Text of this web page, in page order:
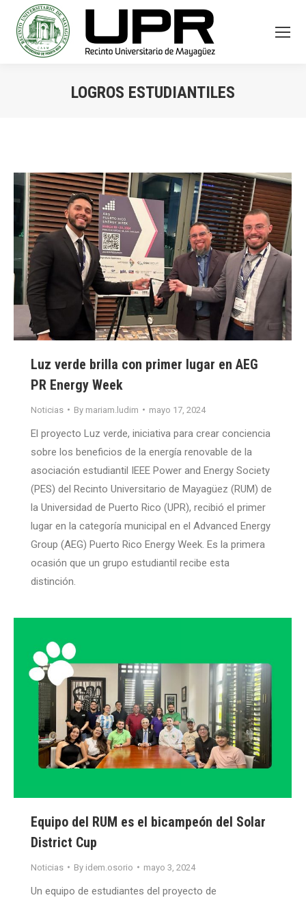
LOGROS ESTUDIANTILES
Luz verde brilla con primer lugar en AEG
PR Energy Week
Noticias By mariam.ludim mayo 17, 2024
El proyecto Luz verde, iniciativa para crear conciencia
sobre los beneficios de la energía renovable de la
asociación estudiantil IEEE Power and Energy Society
(PES) del Recinto Universitario de Mayagüez (RUM) de
la Universidad de Puerto Rico (UPR), recibió el primer
lugar en la categoría municipal en el Advanced Energy
Group (AEG) Puerto Rico Energy Week. Es la primera
ocasión que un grupo estudiantil recibe esta
distinción.
Equipo del RUM es el bicampeón del Solar
District Cup
Noticias By idem.osorio mayo 3, 2024
Un equipo de estudiantes del proyecto de